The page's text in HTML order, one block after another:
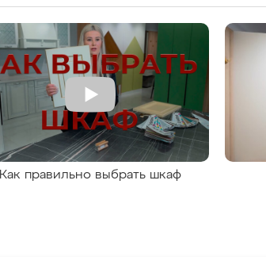
Как правильно выбрать шкаф